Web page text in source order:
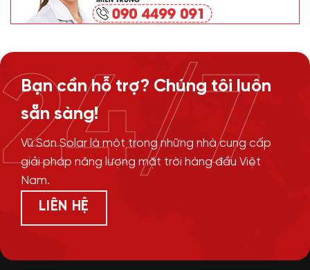
Bạn cần hỗ trợ? Chúng tôi luôn
sẵn sàng!
Vũ Sơn Solar là một trong những nhà cung cấp
giải pháp năng lượng mặt trời hàng đầu Việt
Nam.
LIÊN HỆ
24/7